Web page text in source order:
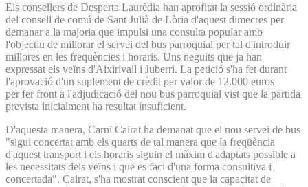
Els consellers de Desperta Laurèdia han aprofitat la sessió ordinària
del consell de comú de Sant Julià de Lòria d'aquest dimecres per
demanar a la majoria que impulsi una consulta popular amb
l'objectiu de millorar el servei del bus parroquial per tal d'introduir
millores en les freqüències i horaris. Uns neguits que ja han
expressat els veïns d'Aixirivall i Juberri. La petició s'ha fet durant
l'aprovació d'un suplement de crèdit per valor de 12.000 euros
per fer front a l'adjudicació del nou bus parroquial vist que la partida
prevista inicialment ha resultat insuficient.
D'aquesta manera, Carni Cairat ha demanat que el nou servei de bus
"sigui concertat amb els quarts de tal manera que la freqüència
d'aquest transport i els horaris siguin el màxim d'adaptats possible a
les necessitats dels veïns i que es faci d'una forma consultiva i
concertada". Cairat, s'ha mostrat conscient que la capacitat de